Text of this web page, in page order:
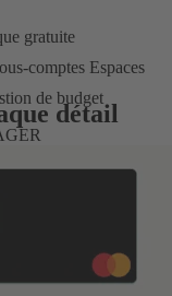
gratuite
comptes Espaces
de budget
détail